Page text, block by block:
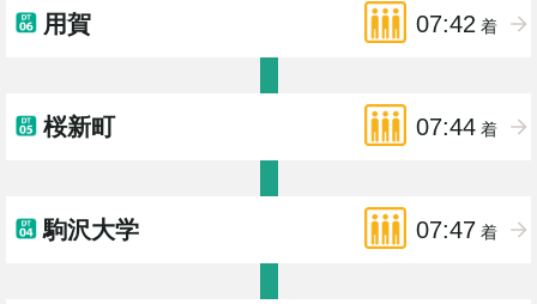
用賀 07:42 着
桜新町 07:44 着
駒沢大学 07:47 着